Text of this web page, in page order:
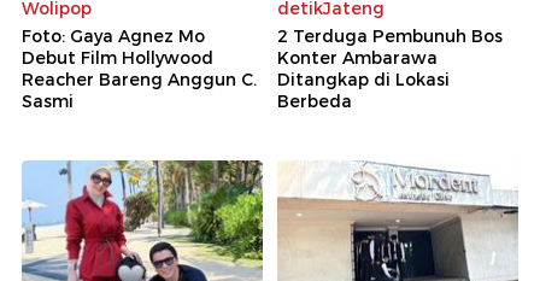
Wolipop
Foto: Gaya Agnez Mo
Debut Film Hollywood
Reacher Bareng Anggun C.
Sasmi
detikJateng
2 Terduga Pembunuh Bos
Konter Ambarawa
Ditangkap di Lokasi
Berbeda